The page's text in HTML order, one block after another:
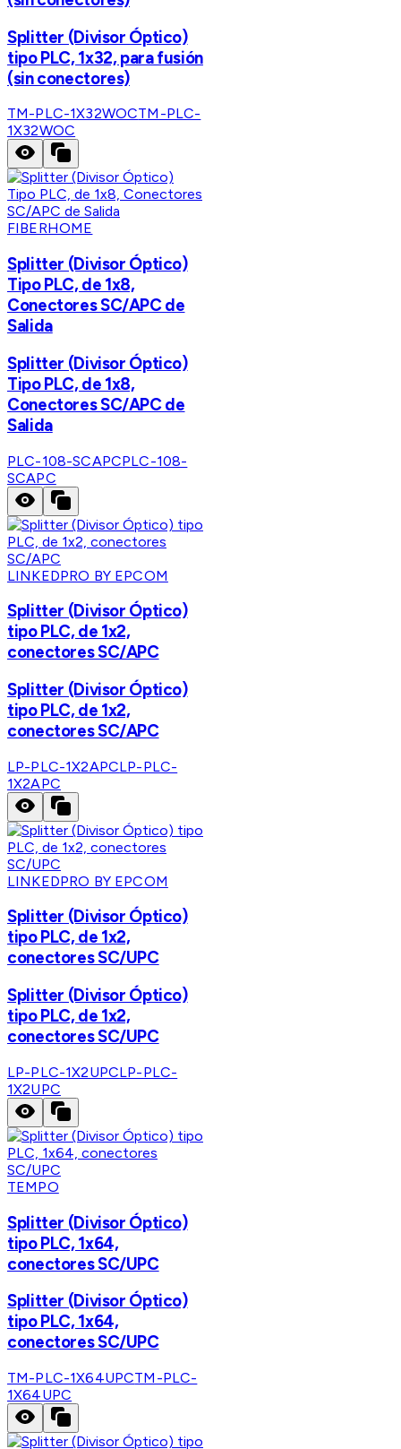
Splitter (Divisor Óptico)
tipo PLC, 1x32, para fusión
(sin conectores)
TM-PLC-1X32WOCTM-PLC-
1X32WOC
FIBERHOME
Splitter (Divisor Óptico)
Tipo PLC, de 1x8,
Conectores SC/APC de
Salida
Splitter (Divisor Óptico)
Tipo PLC, de 1x8,
Conectores SC/APC de
Salida
PLC-108-SCAPCPLC-108-
SCAPC
LINKEDPRO BY EPCOM
Splitter (Divisor Óptico)
tipo PLC, de 1x2,
conectores SC/APC
Splitter (Divisor Óptico)
tipo PLC, de 1x2,
conectores SC/APC
LP-PLC-1X2APCLP-PLC-
1X2APC
LINKEDPRO BY EPCOM
Splitter (Divisor Óptico)
tipo PLC, de 1x2,
conectores SC/UPC
Splitter (Divisor Óptico)
tipo PLC, de 1x2,
conectores SC/UPC
LP-PLC-1X2UPCLP-PLC-
1X2UPC
TEMPO
Splitter (Divisor Óptico)
tipo PLC, 1x64,
conectores SC/UPC
Splitter (Divisor Óptico)
tipo PLC, 1x64,
conectores SC/UPC
TM-PLC-1X64UPCTM-PLC-
1X64UPC